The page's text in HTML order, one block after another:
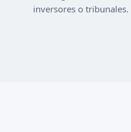
inversores o tribunales.